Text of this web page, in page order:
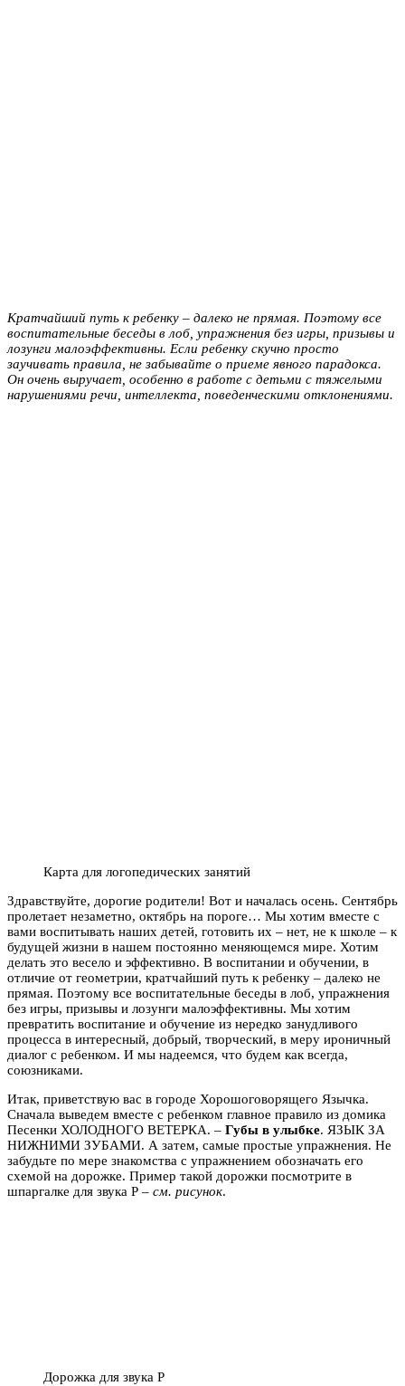
Кратчайший путь к ребенку – далеко не прямая. Поэтому все
воспитательные беседы в лоб, упражнения без игры, призывы и
лозунги малоэффективны. Если ребенку скучно просто
заучивать правила, не забывайте о приеме явного парадокса.
Он очень выручает, особенно в работе с детьми с тяжелыми
нарушениями речи, интеллекта, поведенческими отклонениями.
Карта для логопедических занятий
Здравствуйте, дорогие родители! Вот и началась осень. Сентябрь
пролетает незаметно, октябрь на пороге… Мы хотим вместе с
вами воспитывать наших детей, готовить их – нет, не к школе – к
будущей жизни в нашем постоянно меняющемся мире. Хотим
делать это весело и эффективно. В воспитании и обучении, в
отличие от геометрии, кратчайший путь к ребенку – далеко не
прямая. Поэтому все воспитательные беседы в лоб, упражнения
без игры, призывы и лозунги малоэффективны. Мы хотим
превратить воспитание и обучение из нередко занудливого
процесса в интересный, добрый, творческий, в меру ироничный
диалог с ребенком. И мы надеемся, что будем как всегда,
союзниками.
Итак, приветствую вас в городе Хорошоговорящего Язычка.
Сначала выведем вместе с ребенком главное правило из домика
Песенки ХОЛОДНОГО ВЕТЕРКА. – Губы в улыбке. ЯЗЫК ЗА
НИЖНИМИ ЗУБАМИ. А затем, самые простые упражнения. Не
забудьте по мере знакомства с упражнением обозначать его
схемой на дорожке. Пример такой дорожки посмотрите в
шпаргалке для звука Р – см. рисунок.
Дорожка для звука Р